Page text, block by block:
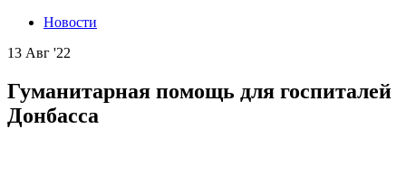
Новости
13 Авг '22
Гуманитарная помощь для госпиталей
Донбасса